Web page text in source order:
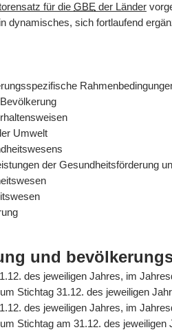
für die GBE der Länder
dynamisches, sich fortlaufend
Umwelt
der Gesundheitsförderung
und
des jeweiligen Jahres, im
Stichtag 31.12. des jeweiligen
des jeweiligen Jahres, im
Stichtag am 31.12. des